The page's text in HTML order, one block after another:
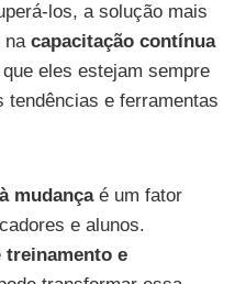
los, a solução mais
na capacitação contínua
eles estejam sempre
e ferramentas
mudançaé um fator
e alunos.
treinamento e